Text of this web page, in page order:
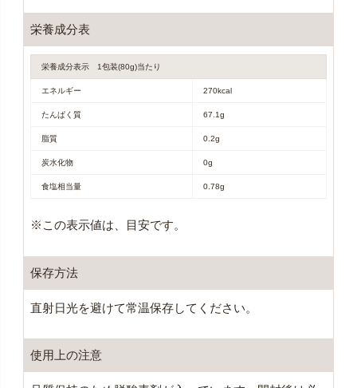
栄養成分表
栄養成分表示 1包装(80g)当たり
エネルギー 270kcal
たんぱく質 67.1g
脂質 0.2g
炭水化物 0g
食塩相当量 0.78g
※この表示値は、目安です。
保存方法
直射日光を避けて常温保存してください。
使用上の注意